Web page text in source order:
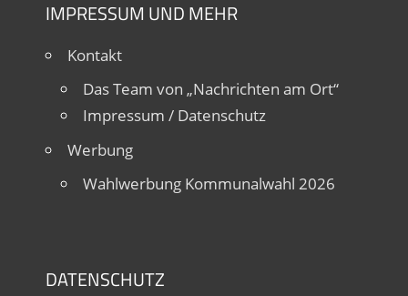
IMPRESSUM UND MEHR
Kontakt
Das Team von „Nachrichten am Ort“
Impressum / Datenschutz
Werbung
Wahlwerbung Kommunalwahl 2026
DATENSCHUTZ